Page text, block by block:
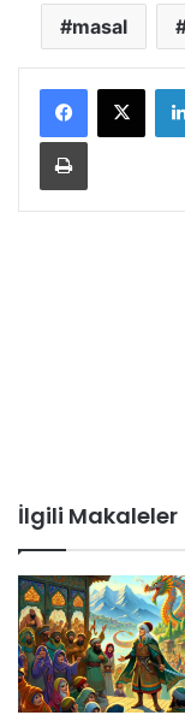
masal
Yazdır
İlgili Makaleler